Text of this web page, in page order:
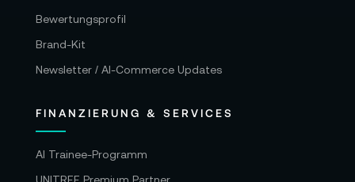
Bewertungsprofil
Brand-Kit
Newsletter / AI-Commerce Updates
FINANZIERUNG & SERVICES
AI Trainee-Programm